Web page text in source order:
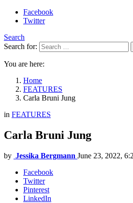
Facebook
Twitter
Search
Search for:
You are here:
Home
FEATURES
Carla Bruni Jung
in FEATURES
Carla Bruni Jung
by Jessika Bergmann June 23, 2022,
Facebook
Twitter
Pinterest
LinkedIn